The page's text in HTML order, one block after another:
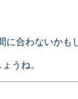
合わないかも
うね。